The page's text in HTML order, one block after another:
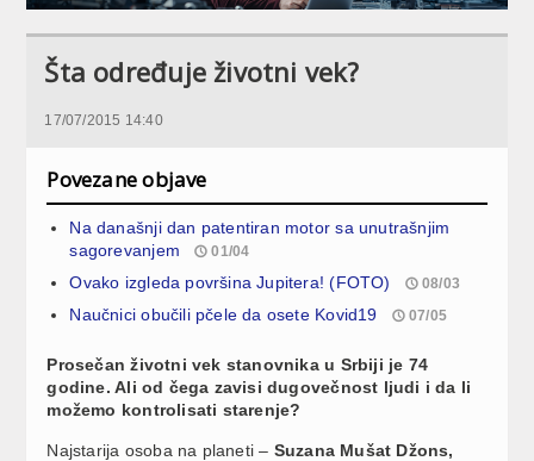
Šta određuje životni vek?
17/07/2015 14:40
Povezane objave
Na današnji dan patentiran motor sa unutrašnjim
sagorevanjem
01/04
Ovako izgleda površina Jupitera! (FOTO) 08/03
Naučnici obučili pčele da osete Kovid19 07/05
Prosečan životni vek stanovnika u Srbiji je 74
godine. Ali od čega zavisi dugovečnost ljudi i da li
možemo kontrolisati starenje?
Najstarija osoba na planeti – Suzana Mušat Džons,